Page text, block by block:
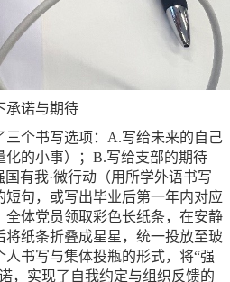
承诺与期待
三个书写选项：A.写给未来的自己
化的小事）；B.写给支部的期待
国有我·微行动（用所学外语书写
句，或写出毕业后第一年内对应
全体党员领取彩色长纸条，在安静
纸条折叠成星星，统一投放至玻
书写与集体投瓶的形式，将“强
，实现了自我约定与组织反馈的